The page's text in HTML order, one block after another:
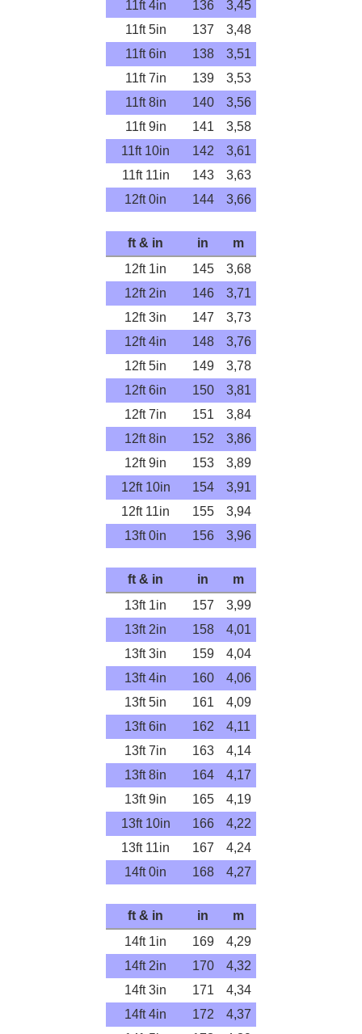
11ft 4in 136
3,45
11ft 5in
137
3,48
11ft 6in
138
3,51
11ft 7in
139
3,53
11ft 8in
140
3,56
11ft 9in
141
3,58
11ft 10in
142
3,61
11ft 11in
143
3,63
12ft 0in
144 3,66
ft & in in
m
12ft 1in
145
3,68
12ft 2in
146
3,71
12ft 3in
147
3,73
12ft 4in
148
3,76
12ft 5in
149
3,78
12ft 6in
150
3,81
12ft 7in
151
3,84
12ft 8in
152
3,86
12ft 9in
153
3,89
12ft 10in
154
3,91
12ft 11in
155
3,94
13ft 0in
156 3,96
ft & in in
m
13ft 1in
157
3,99
13ft 2in
158
4,01
13ft 3in
159
4,04
13ft 4in
160
4,06
13ft 5in
161
4,09
13ft 6in
162
4,11
13ft 7in
163
4,14
13ft 8in
164
4,17
13ft 9in
165
4,19
13ft 10in
166
4,22
13ft 11in
167
4,24
14ft 0in
168 4,27
ft & in in
m
14ft 1in
169
4,29
14ft 2in
170
4,32
14ft 3in
171
4,34
14ft 4in
172
4,37